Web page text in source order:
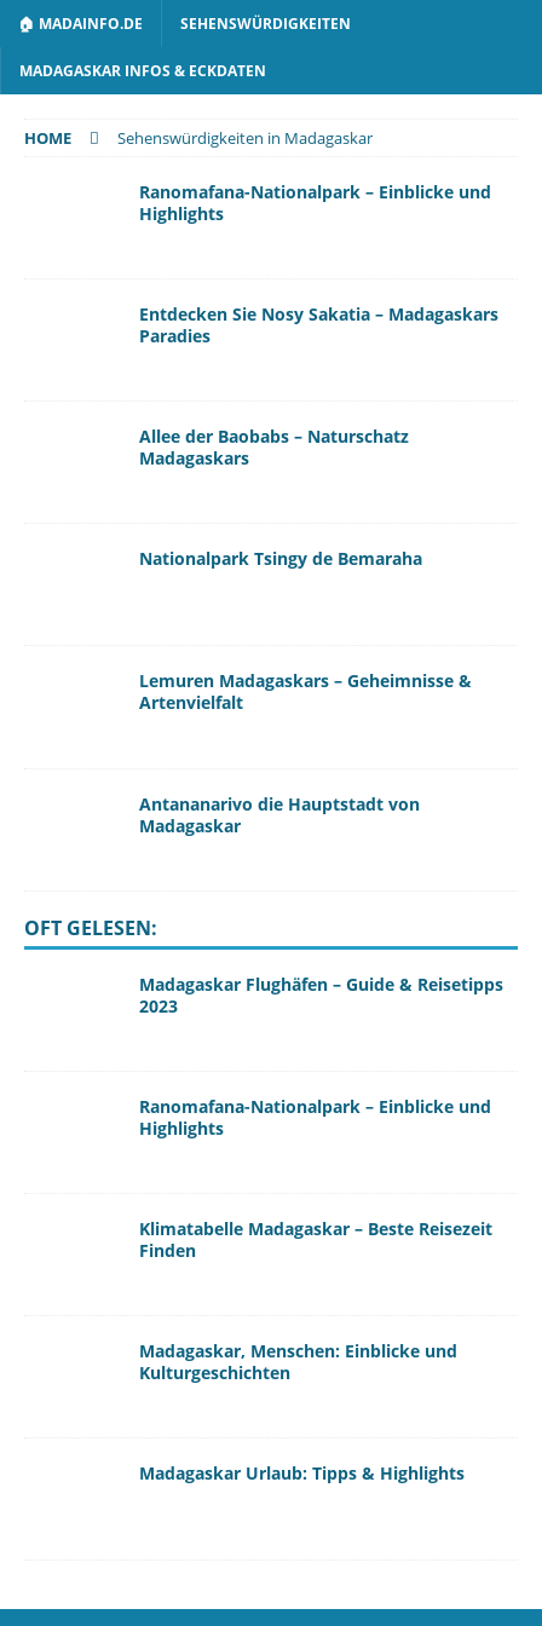
🏠 MADAINFO.DE SEHENSWÜRDIGKEITEN
MADAGASKAR INFOS & ECKDATEN
HOME Sehenswürdigkeiten in Madagaskar
Ranomafana-Nationalpark – Einblicke und
Highlights
Entdecken Sie Nosy Sakatia – Madagaskars
Paradies
Allee der Baobabs – Naturschatz
Madagaskars
Nationalpark Tsingy de Bemaraha
Lemuren Madagaskars – Geheimnisse &
Artenvielfalt
Antananarivo die Hauptstadt von
Madagaskar
OFT GELESEN:
Madagaskar Flughäfen – Guide & Reisetipps
2023
Ranomafana-Nationalpark – Einblicke und
Highlights
Klimatabelle Madagaskar – Beste Reisezeit
Finden
Madagaskar, Menschen: Einblicke und
Kulturgeschichten
Madagaskar Urlaub: Tipps & Highlights